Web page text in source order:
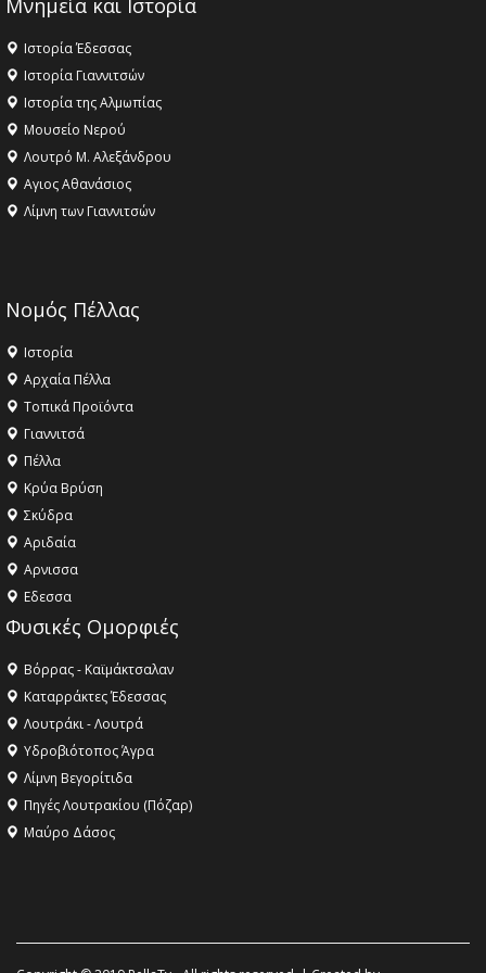
Μνημεία και Ιστορία
Ιστορία Έδεσσας
Ιστορία Γιαννιτσών
Ιστορία της Αλμωπίας
Μουσείο Νερού
Λουτρό Μ. Αλεξάνδρου
Αγιος Αθανάσιος
Λίμνη των Γιαννιτσών
Νομός Πέλλας
Ιστορία
Αρχαία Πέλλα
Τοπικά Προϊόντα
Γιαννιτσά
Πέλλα
Κρύα Βρύση
Σκύδρα
Αριδαία
Aρνισσα
Eδεσσα
Φυσικές Ομορφιές
Βόρρας - Καϊμάκτσαλαν
Καταρράκτες Έδεσσας
Λουτράκι - Λουτρά
Υδροβιότοπος Άγρα
Λίμνη Βεγορίτιδα
Πηγές Λουτρακίου (Πόζαρ)
Μαύρο Δάσος